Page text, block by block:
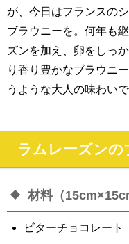
が、今日はフランスの
ブラウニーを。何年も
ズンを加え、卵をしっ
り香り豊かなブラウニ
うような大人の味わいで
ラムレーズンの
材料（
ビターチョコレー